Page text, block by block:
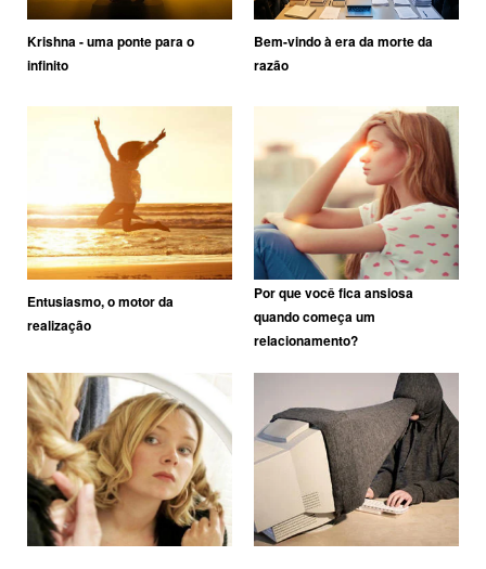
Krishna - uma ponte para o
infinito
Bem-vindo à era da morte da
razão
Entusiasmo, o motor da
realização
Por que você fica ansiosa
quando começa um
relacionamento?